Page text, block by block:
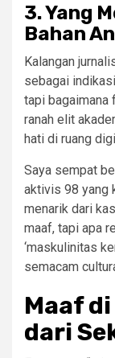
3.Yang
Bahan
Kalangan
sebagai
tapi bagaimana
ranah elit
hati di ruang
Saya sempat
aktivis 98 yang
menarik dari
maaf, tapi apa
‘maskulinitas
semacam
Maaf
dari